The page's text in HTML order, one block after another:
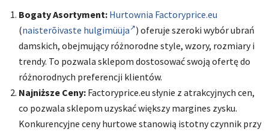
Bogaty Asortyment: Hurtownia Factoryprice.eu
(naisterõivaste hulgimüüja ) oferuje szeroki wybór ubrań
damskich, obejmujący różnorodne style, wzory, rozmiary i
trendy. To pozwala sklepom dostosować swoją ofertę do
różnorodnych preferencji klientów.
Najniższe Ceny: Factoryprice.eu słynie z atrakcyjnych cen,
co pozwala sklepom uzyskać większy margines zysku.
Konkurencyjne ceny hurtowe stanowią istotny czynnik przy